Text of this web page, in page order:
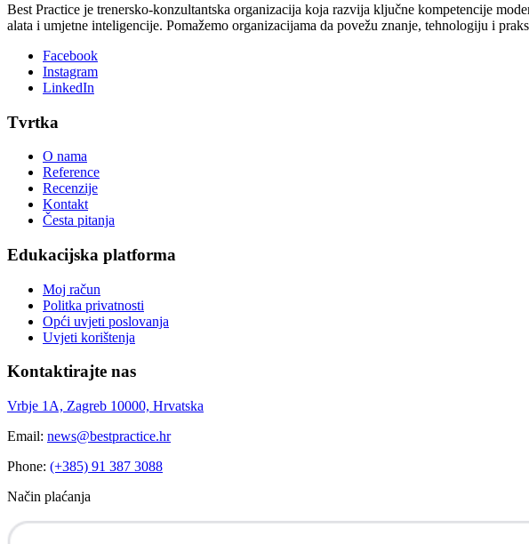
Best Practice je trenersko-konzultantska organizacija koja razvija ključne kompetencije
alata i umjetne inteligencije. Pomažemo organizacijama da povežu znanje, tehnologiju i
Facebook
Instagram
LinkedIn
Tvrtka
O nama
Reference
Recenzije
Kontakt
Česta pitanja
Edukacijska platforma
Moj račun
Politka privatnosti
Opći uvjeti poslovanja
Uvjeti korištenja
Kontaktirajte nas
Vrbje 1A, Zagreb 10000, Hrvatska
Email: news@bestpractice.hr
Phone: (+385) 91 387 3088
Način plaćanja